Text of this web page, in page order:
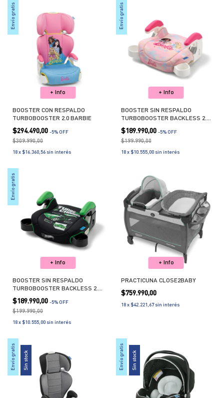
Envío gratis
+ Info
BOOSTER CON RESPALDO
TURBOBOOSTER 2.0 BARBIE
$294.490,00 -5% OFF
$309.990,00
18 x $16.360,56 sin interés
Envío gratis
+ Info
BOOSTER SIN RESPALDO
TURBOBOOSTER BACKLESS 2.0
BARBIE
$189.990,00 -5% OFF
$199.990,00
18 x $10.555,00 sin interés
Envío gratis
+ Info
BOOSTER SIN RESPALDO
TURBOBOOSTER BACKLESS 2.0
HOT WHEELS
$189.990,00 -5% OFF
$199.990,00
18 x $10.555,00 sin interés
+ Info
PRACTICUNA CLOSE2BABY
$759.990,00
18 x $42.221,67 sin interés
Envío gratis Sin stock Envío gratis Sin stock